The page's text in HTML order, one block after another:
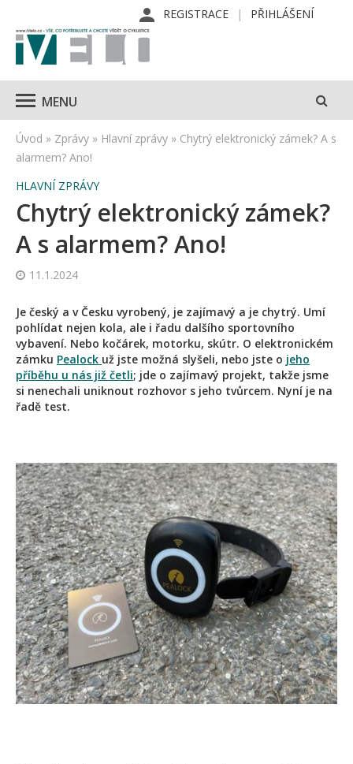
REGISTRACE PŘIHLÁŠENÍ
MENU
Úvod » Zprávy » Hlavní zprávy » Chytrý elektronický zámek? A s
alarmem? Ano!
HLAVNÍ ZPRÁVY
Chytrý elektronický zámek?
A s alarmem? Ano!
11.1.2024
Je český a v Česku vyrobený, je zajímavý a je chytrý. Umí
pohlídat nejen kola, ale i řadu dalšího sportovního
vybavení. Nebo kočárek, motorku, skútr. O elektronickém
zámku Pealock už jste možná slyšeli, nebo jste o jeho
příběhu u nás již četli; jde o zajímavý projekt, takže jsme
si nenechali uniknout rozhovor s jeho tvůrcem. Nyní je na
řadě test.